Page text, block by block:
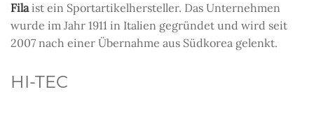
Filaist ein Sportartikelhersteller. Das Unternehmen
wurde im Jahr 1911 in Italien gegründet und wird seit
2007 nach einer Übernahme aus Südkorea gelenkt.
HI-TEC